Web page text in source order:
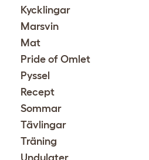
Kycklingar
Marsvin
Mat
Pride of Omlet
Pyssel
Recept
Sommar
Tävlingar
Träning
Undulater